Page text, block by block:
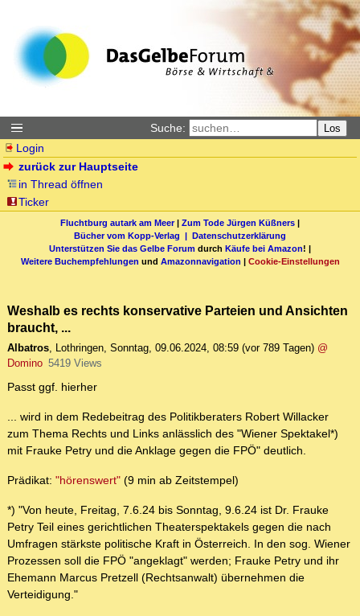
Suche: Los
Login
zurück zur Hauptseite
in Thread öffnen
Ticker
Fluchtburg autark am Meer| Zum Tode Jürgen Küßners |
Bücher vom Kopp-Verlag | Datenschutzerklärung
Unterstützen Sie das Gelbe Forum durch Käufe bei Amazon! |
Weitere Buchempfehlungen und Amazonnavigation | Cookie-Einstellungen
Weshalb es rechts konservative Parteien und Ansichten
braucht, ...
Albatros, Lothringen, Sonntag, 09.06.2024, 08:59 (vor 789 Tagen) @
Domino 5419 Views
Passt ggf. hierher
... wird in dem Redebeitrag des Politikberaters Robert Willacker
zum Thema Rechts und Links anlässlich des "Wiener Spektakel*)
mit Frauke Petry und die Anklage gegen die FPÖ" deutlich.
Prädikat: "hörenswert" (9 min ab Zeitstempel)
*) "Von heute, Freitag, 7.6.24 bis Sonntag, 9.6.24 ist Dr. Frauke
Petry Teil eines gerichtlichen Theaterspektakels gegen die nach
Umfragen stärkste politische Kraft in Österreich. In den sog. Wiener
Prozessen soll die FPÖ "angeklagt" werden; Frauke Petry und ihr
Ehemann Marcus Pretzell (Rechtsanwalt) übernehmen die
Verteidigung."